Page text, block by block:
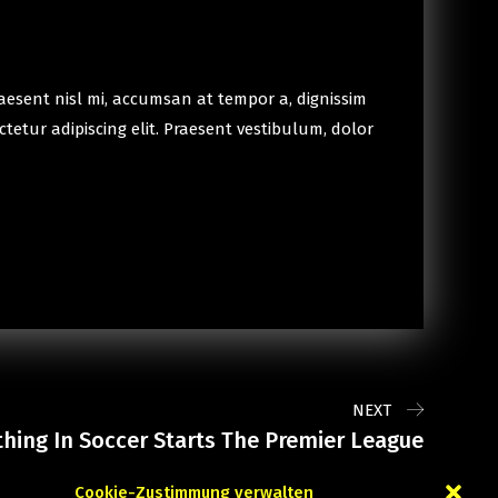
Cookie-Zustimmung verwalten
nisl mi, accumsan at tempor a, dignissim
adipiscing elit. Praesent vestibulum, dolor
NEXT
In Soccer Starts The Premier League